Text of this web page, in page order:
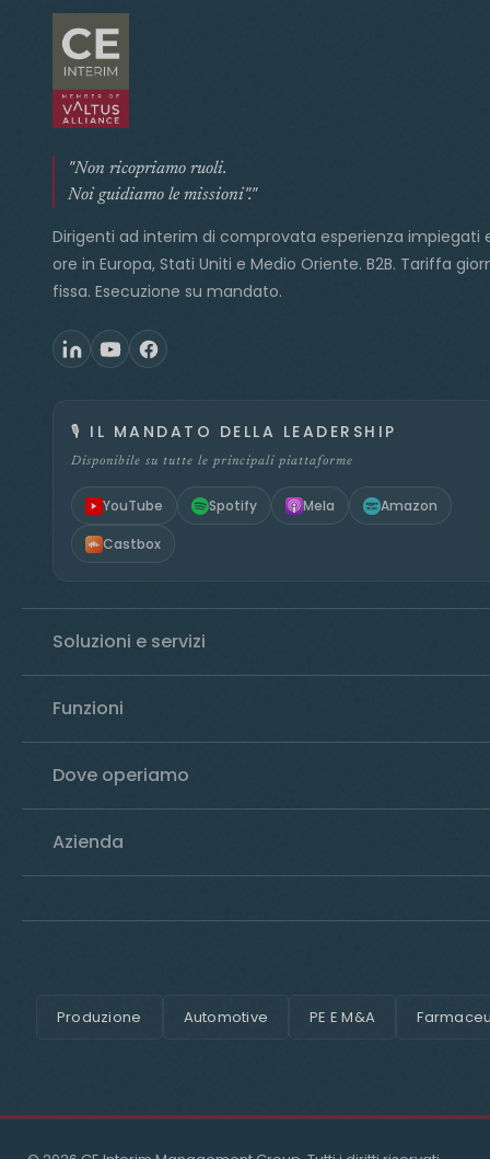
"Non ricopriamo ruoli.
Noi guidiamo le missioni"."
Dirigenti ad interim di comprovata esperienza impiegati
ore in Europa, Stati Uniti e Medio Oriente. B2B. Tariffa
fissa. Esecuzione su mandato.
🎙️ IL MANDATO DELLA LEADERSHIP
Disponibile su tutte le principali piattaforme
YouTube Spotify Mela Amazon
Castbox
Soluzioni e servizi
Funzioni
Dove operiamo
Azienda
Produzione Automotive PE E M&A